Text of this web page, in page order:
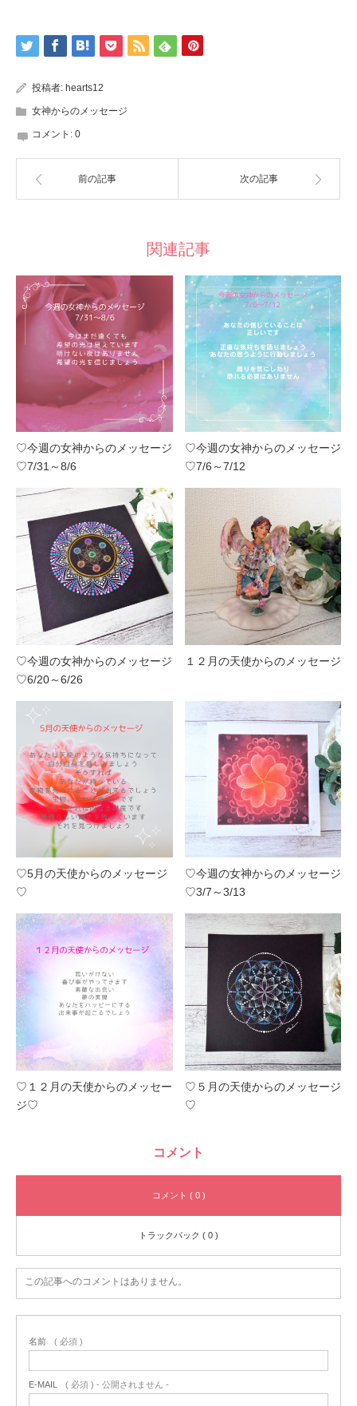
投稿者: hearts12
女神からのメッセージ
コメント: 0
前の記事 次の記事
関連記事
♡今週の女神からのメッセージ
♡7/31～8/6
♡今週の女神からのメッセージ
♡7/6～7/12
♡今週の女神からのメッセージ
♡6/20～6/26
１２月の天使からのメッセージ
♡5月の天使からのメッセージ
♡
♡今週の女神からのメッセージ
♡3/7～3/13
♡１２月の天使からのメッセー
ジ♡
♡５月の天使からのメッセージ
♡
コメント
コメント ( 0 )
トラックバック ( 0 )
この記事へのコメントはありません。
名前 ( 必須 )
E-MAIL ( 必須 ) - 公開されません -